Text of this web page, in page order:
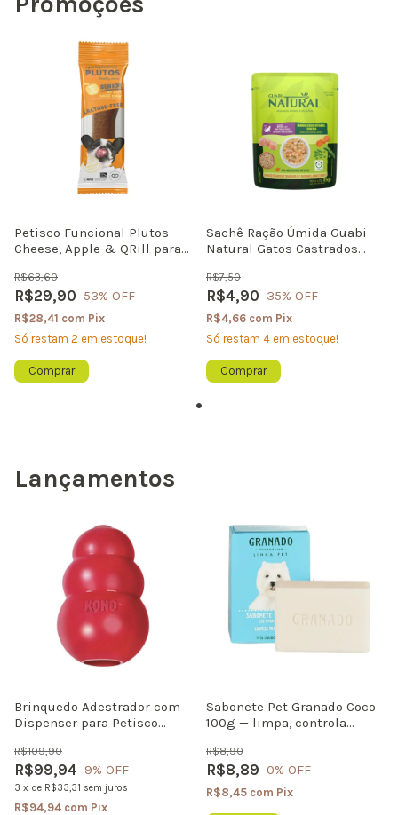
Petisco Funcional Plutos
Cheese, Apple & QRill para
R$29,90
R$63,60
53% OFF
R$28,41 com Pix
Só restam 2 em estoque!
Comprar
Sachê Ração Úmida Guabi
Natural Gatos Castrados
85g
R$4,90
R$7,50
35% OFF
R$4,66 com Pix
Só restam 4 em estoque!
Lançamentos
Brinquedo Adestrador com
Dispenser para Petisco
R$99,94
R$109,90
9% OFF
3 x de R$33,31 sem juros
R$94,94 com Pix
Sabonete Pet Granado Coco
100g — limpa, controla
R$8,89
R$8,90
0% OFF
R$8,45 com Pix